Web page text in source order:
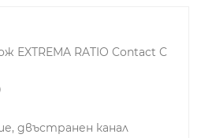
ЕXTREMA RATIO Contact C
двъстранен канал